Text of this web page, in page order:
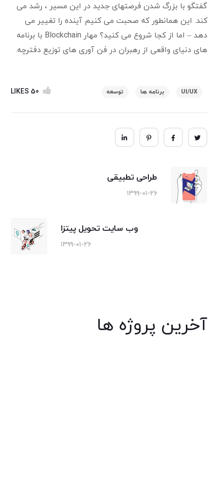
گفتگو با بزرگ شدن فرصتهای جدید در این مسیر ، رشد می
کند. این همانطور که صحبت می کنیم آینده را تغییر می
دهد – اما از کجا شروع می کنید؟ مهار Blockchain با برنامه
های دنیای واقعی از رهبران در فن آوری های توزیع دفترچه.
UI/UX برنامه ها توسعه 50
طراحی تطبیقی
۱۳۹۹-۰۱-۲۶
وب سایت تحویل پیتزا
۱۳۹۹-۰۱-۲۶
آخرین پروژه ها